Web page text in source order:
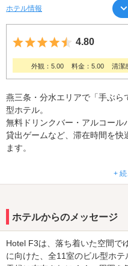
ホテル情報
5つ星のうち4.5
4.80
外観：5.00 料金：5.00 清潔
燕三条・分水エリアで「手ぶ
型ホテル。
無料ドリンクバー・アルコール
貸出ゲームなど、滞在時間を
ます。
ビル型ホテルのため天候に左
を気にせずプライベートな時
や、観光・お仕事帰りのご利用
+
ホテルからのメッセージ
Hotel F3は、落ち着いた空間で
に向けた、全11室のビル型ホテ